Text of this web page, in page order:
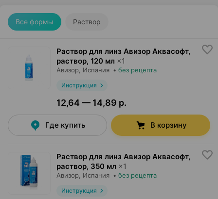
Все формы Раствор
Раствор для линз Авизор Аквасофт,
раствор, 120 мл ×1
Авизор , Испания • без рецепта
Инструкция
12,64 — 14,89 р.
Где купить В корзину
Раствор для линз Авизор Аквасофт,
раствор, 350 мл ×1
Авизор , Испания • без рецепта
Инструкция